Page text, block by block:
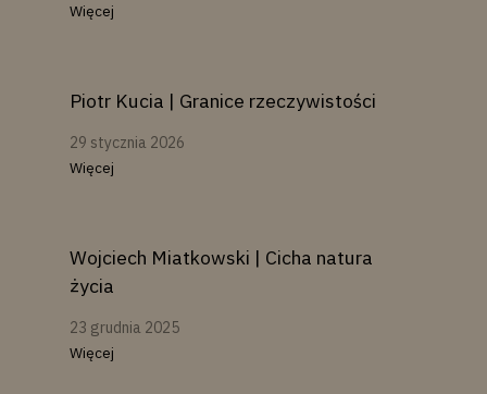
Więcej
Piotr Kucia | Granice rzeczywistości
29 stycznia 2026
Więcej
Wojciech Miatkowski | Cicha natura
życia
23 grudnia 2025
Więcej